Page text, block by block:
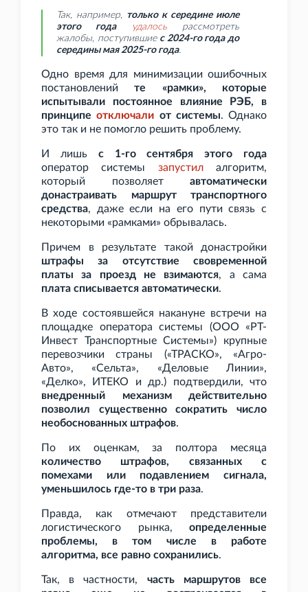
Так, например, только к середине июле
этого года
удалосьрассмотреть
жалобы, поступившие с 2024-го года до
середины мая 2025-го года.
Одно время для минимизации ошибочных
постановленийте «рамки», которые
испытывали постоянное влияние РЭБ, в
принципеотключали от системы. Однако
это так и не помогло решить проблему.
И лишь с 1-го сентября этого года
оператор системы запустилалгоритм,
который позволяет автоматически
донастраивать маршрут транспортного
средства, даже если на его пути связь с
некоторыми «рамками» обрывалась.
Причем в результате такой донастройки
штрафы за отсутствие свовременной
платы за проезд не взимаются, а сама
плата списывается автоматически.
В ходе состоявшейся накануне встречи на
площадке оператора системы (ООО «РТ-
Инвест Транспортные Системы») крупные
перевозчики страны («ТРАСКО», «Агро-
Авто», «Сельта», «Деловые Линии»,
«Делко», ИТЕКО и
др.) подтвердили, что
внедренный механизм действительно
позволил существенно сократить число
необоснованных штрафов.
По их оценкам, за полтора месяца
количество штрафов, связанных с
помехами или подавлением сигнала,
уменьшилось где-то в три раза.
Правда, как отмечают представители
логистического рынка, определенные
проблемы, в том числе в работе
алгоритма, все равно сохранились.
Так, в частности, часть маршрутов все